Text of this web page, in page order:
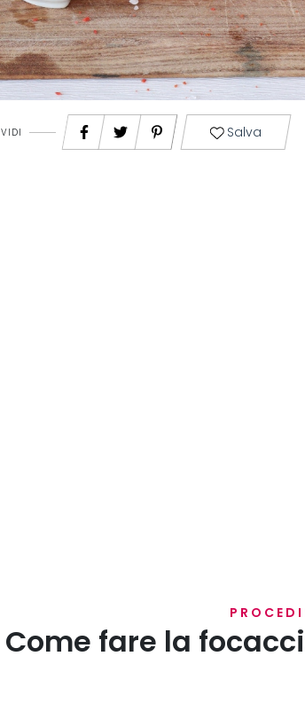
Salva
Come fare la